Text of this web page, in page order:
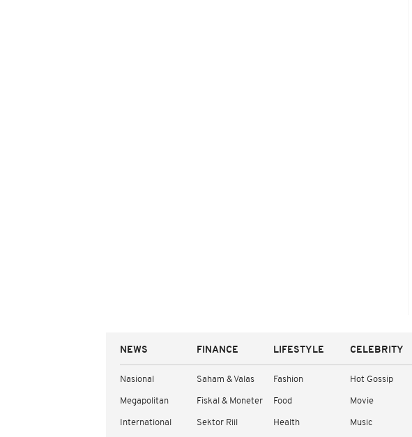
NEWS
Nasional
Megapolitan
International
FINANCE
Saham & Valas
Fiskal & Moneter
Sektor Riil
LIFESTYLE
Fashion
Food
Health
CELEBRITY
Hot Gossip
Movie
Music